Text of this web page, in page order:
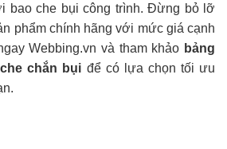
bao che bụi công trình. Đừng bỏ lỡ
phẩm chính hãng với mức giá cạnh
Webbing.vn và tham khảo bảng
chắn bụi để có lựa chọn tối ưu